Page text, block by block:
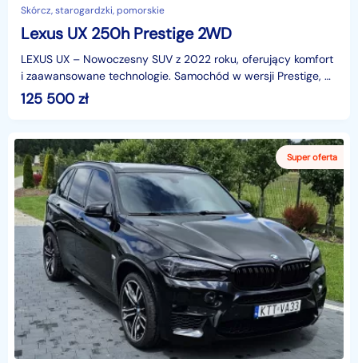
Skórcz, starogardzki, pomorskie
Lexus UX 250h Prestige 2WD
LEXUS UX – Nowoczesny SUV z 2022 roku, oferujący komfort
i zaawansowane technologie. Samochód w wersji Prestige, w
atrakcyjnym czerwonym kolorze, zarejestrowany
125 500zł